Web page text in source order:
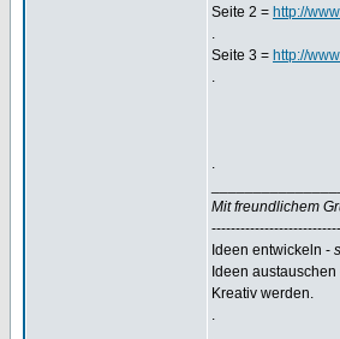
Seite 2 = http://
.
Seite 3 = http://
.
.
Mit freundlichem
Ideen entwickeln -
Ideen austauschen
Kreativ werden.
.